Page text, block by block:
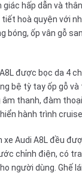
giác hấp dẫn và
tiết hoà quyện với
bóng, ốp vân gỗ
được bọc da 4
bệ tỳ tay ốp gỗ
thanh, đàm
hành trình
xe Audi A8L đều
chỉnh điện, có
người dùng. Ghế